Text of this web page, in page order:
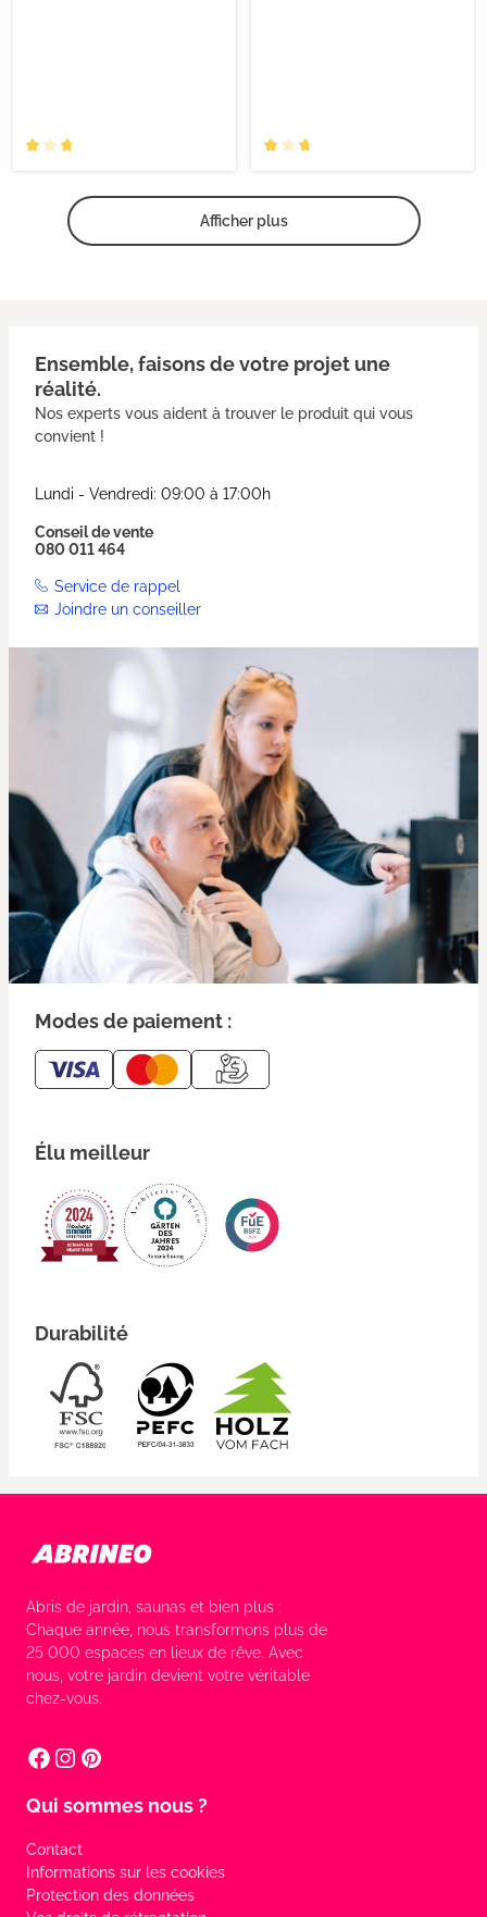
Afficher plus
Ensemble, faisons de votre projet une
réalité.
Nos experts vous aident à trouver le produit qui vous
convient !
Lundi - Vendredi: 09:00 à 17:00h
Conseil de vente
080 011 464
Service de rappel
Joindre un conseiller
Modes de paiement :
Élu meilleur
Durabilité
Abris de jardin, saunas et bien plus :
Chaque année, nous transformons plus de
25 000 espaces en lieux de rêve. Avec
nous, votre jardin devient votre véritable
chez-vous.
Qui sommes nous ?
Contact
Informations sur les cookies
Protection des données